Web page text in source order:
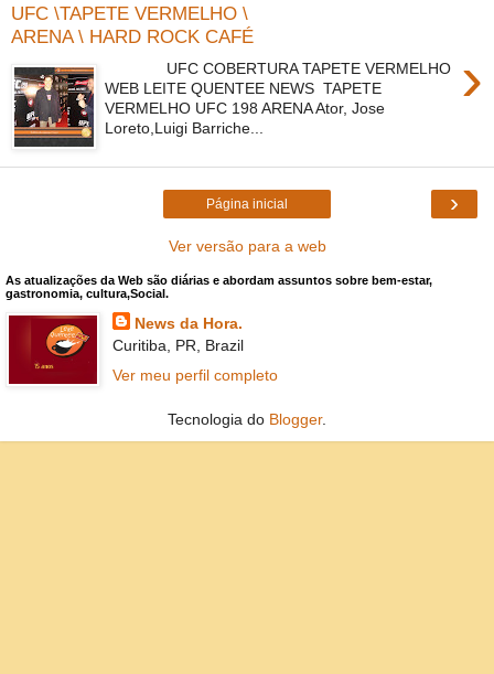
UFC \TAPETE VERMELHO \
ARENA \ HARD ROCK CAFÉ
›
UFC COBERTURA TAPETE VERMELHO
WEB LEITE QUENTEE NEWS TAPETE
VERMELHO UFC 198 ARENA Ator, Jose
Loreto,Luigi Barriche...
›
Página inicial
Ver versão para a web
As atualizações da Web são diárias e abordam assuntos sobre bem-estar,
gastronomia, cultura,Social.
News da Hora.
Curitiba, PR, Brazil
Ver meu perfil completo
Tecnologia do Blogger.